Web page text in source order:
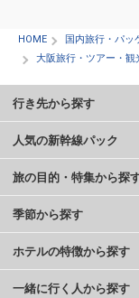
HOME
国内旅行・パッ
大阪旅行・ツアー・観
行き先から探す
人気の新幹線パック
旅の目的・特集から探
季節から探す
ホテルの特徴から探す
一緒に行く人から探す